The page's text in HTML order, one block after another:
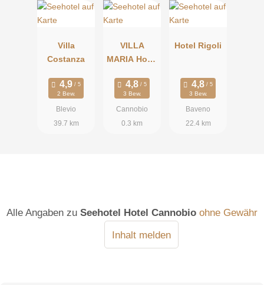
Villa
Costanza
2 Bew.
Blevio
39.7 km
VILLA
MARIA Hotel
3 Bew.
Cannobio
0.3 km
Hotel Rigoli
3 Bew.
Baveno
22.4 km
Alle Angaben zuSeehotel Hotel Cannobio ohne Gewähr
Inhalt melden